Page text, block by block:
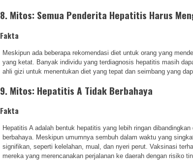
8. Mitos: Semua Penderita Hepatitis Harus
Fakta
Meskipun ada beberapa rekomendasi diet untuk orang yang
yang ketat. Banyak individu yang terdiagnosis hepatitis masih
ahli gizi untuk menentukan diet yang tepat dan seimbang yang
9. Mitos: Hepatitis A Tidak Berbahaya
Fakta
Hepatitis A adalah bentuk hepatitis yang lebih ringan
berbahaya. Meskipun umumnya sembuh dalam waktu yang
signifikan, seperti kelelahan, mual, dan nyeri perut. Vaksinasi
mereka yang merencanakan perjalanan ke daerah dengan risiko